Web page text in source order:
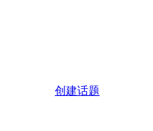
创建话题